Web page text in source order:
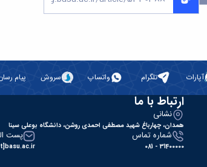
آپارات تلگرام واتساپ سروش پیام
ارتباط با ما
نشانی
همدان، چهارباغ شهید مصطفی احمدی روشن، دانشگاه بوعلی سینا
شماره تماس
31400000 - 081
پست